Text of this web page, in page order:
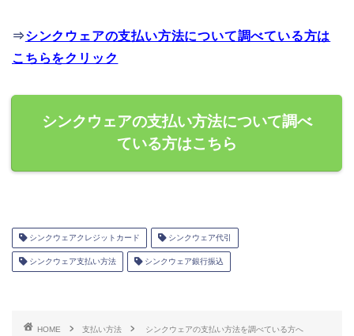
⇒シンクウェアの支払い方法について調べている方は
こちらをクリック
シンクウェアの支払い方法について調べ
ている方はこちら
シンクウェアクレジットカード シンクウェア代引
シンクウェア支払い方法 シンクウェア銀行振込
HOME 支払い方法 シンクウェアの支払い方法を調べている方へ